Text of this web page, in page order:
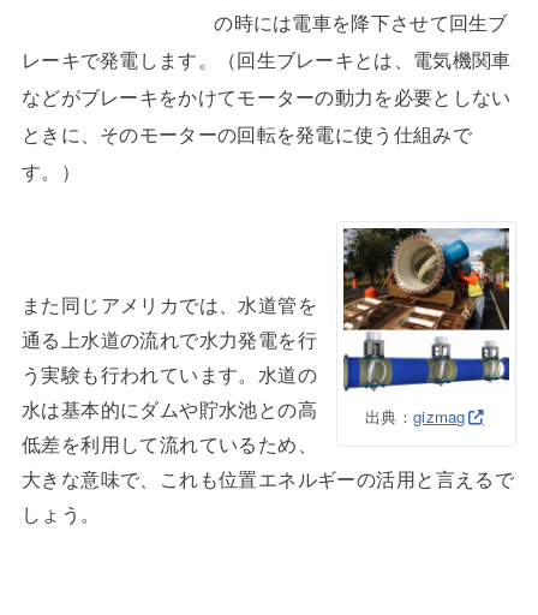
の時には電車を降下させて回生ブ
レーキで発電します。（回生ブレーキとは、電気機関車
などがブレーキをかけてモーターの動力を必要としない
ときに、そのモーターの回転を発電に使う仕組みで
す。）
出典： gizmag
また同じアメリカでは、水道管を
通る上水道の流れで水力発電を行
う実験も行われています。水道の
水は基本的にダムや貯水池との高
低差を利用して流れているため、
大きな意味で、これも位置エネルギーの活用と言えるで
しょう。